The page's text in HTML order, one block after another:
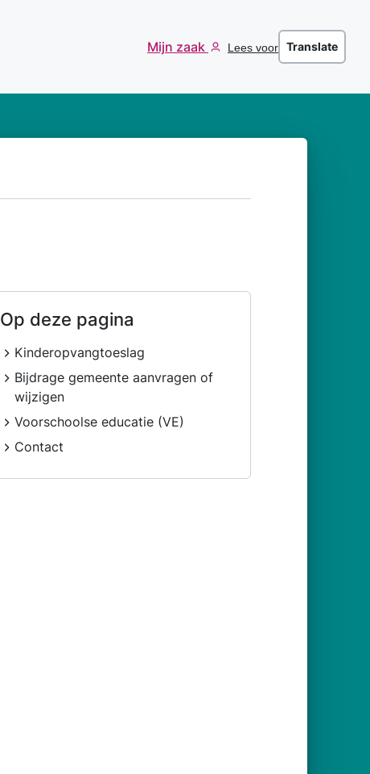
Mijn zaak Lees voor Translate
Op deze pagina
Kinderopvangtoeslag
Bijdrage gemeente aanvragen of
wijzigen
Voorschoolse educatie (VE)
Contact